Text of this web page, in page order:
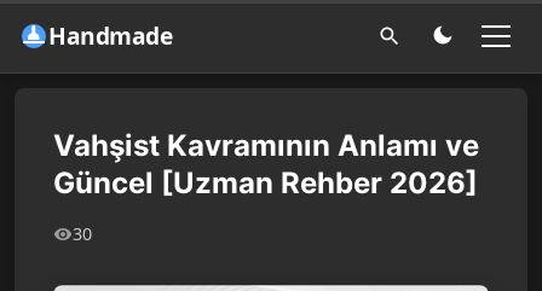
Handmade
Vahşist Kavramının Anlamı ve
Güncel [Uzman Rehber 2026]
30